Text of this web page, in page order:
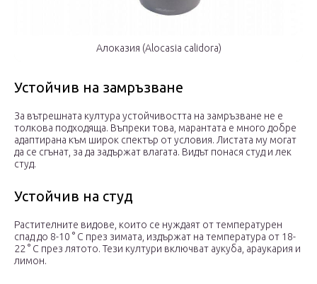
Алоказия (Alocasia calidora)
Устойчив на замръзване
За вътрешната култура устойчивостта на замръзване не е
толкова подходяща. Въпреки това, марантата е много добре
адаптирана към широк спектър от условия. Листата му могат
да се сгънат, за да задържат влагата. Видът понася студ и лек
студ.
Устойчив на студ
Растителните видове, които се нуждаят от температурен
спад до 8-10 ° C през зимата, издържат на температура от 18-
22 ° C през лятото. Тези култури включват аукуба, араукария и
лимон.